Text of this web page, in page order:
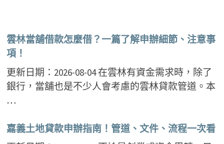
雲林當舖借款怎麼借？一篇了解申辦細節、注意事
項！
更新日期：2026-08-04 在雲林有資金需求時，除了
銀行，當舖也是不少人會考慮的雲林貸款管道。本
…
嘉義土地貸款申辦指南！管道、文件、流程一次看